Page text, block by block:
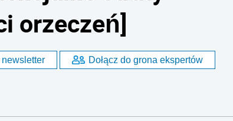
orzeczeń]
Dołącz do grona ekspertów